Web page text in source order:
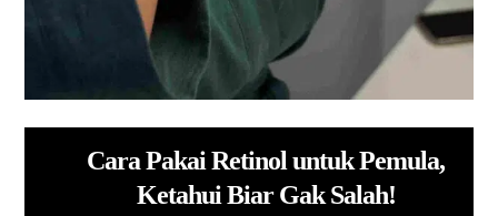
Cara Pakai Retinol untuk Pemula,
Ketahui Biar Gak Salah!